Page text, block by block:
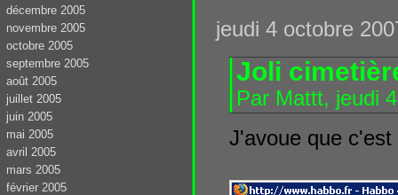
jeudi 4 octobre
Joli
Par Mattt, jeudi
J'avoue que
décembre 2005
novembre 2005
octobre 2005
septembre 2005
août 2005
juillet 2005
juin 2005
mai 2005
avril 2005
mars 2005
février 2005